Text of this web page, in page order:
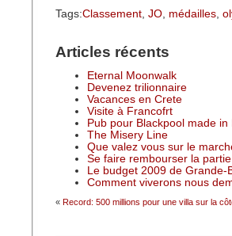
Tags:Classement, JO, médailles,
Articles récents
Eternal Moonwalk
Devenez trilionnaire
Vacances en Crete
Visite à Francofrt
Pub pour Blackpool made in
The Misery Line
Que valez vous sur le
Se faire rembourser la partie
Le budget 2009 de Grande-
Comment viverons nous
« Record: 500 millions pour une villa sur la